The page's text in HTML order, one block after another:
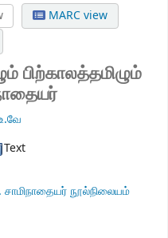
MARC view
பிற்காலத்தமிழும்
Text
சாமிநாதையர் நூல்நிலையம்